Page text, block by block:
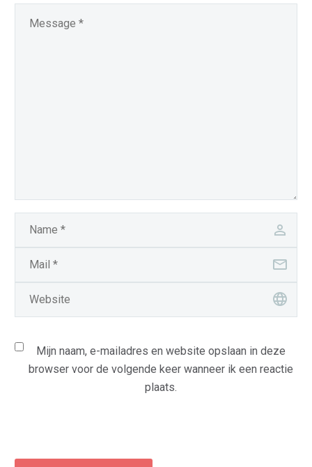
Mijn naam, e-mailadres en website opslaan in deze
browser voor de volgende keer wanneer ik een reactie
plaats.